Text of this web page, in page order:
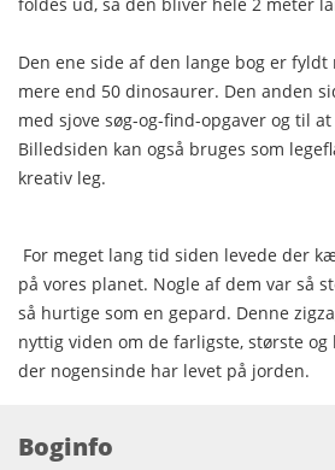
Den ene side af den lange bog er fyldt
mere end 50 dinosaurer. Den anden
med sjove søg-og-find-opgaver og til
Billedsiden kan også bruges som
kreativ leg.
For meget lang tid siden levede der
på vores planet. Nogle af dem var så
så hurtige som en gepard. Denne
nyttig viden om de farligste, største
der nogensinde har levet på jorden.
Boginfo